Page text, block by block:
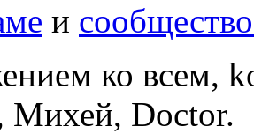
и
ко всем,
Doctor.